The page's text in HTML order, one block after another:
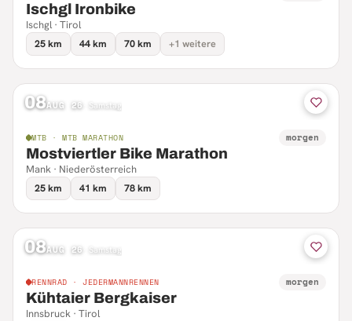
Ischgl Ironbike
Ischgl · Tirol
25 km
44 km 70 km +1 weitere
08AUG 26 Samstag
MTB · MTB MARATHON morgen
Mostviertler Bike Marathon
Mank · Niederösterreich
25 km
41 km 78 km
08AUG 26 Samstag
RENNRAD · JEDERMANNRENNEN morgen
Kühtaier Bergkaiser
Innsbruck · Tirol